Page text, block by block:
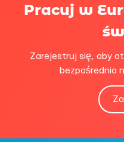
Pracuj w
Zarejestruj się, aby
bezpośrednio